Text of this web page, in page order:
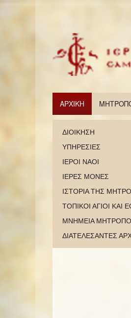
ΑΡΧΙΚΗ
ΔΙΟΙΚΗΣΗ
ΥΠΗΡΕΣΙΕΣ
ΙΕΡΟΙ ΝΑΟΙ
ΙΕΡΕΣ ΜΟΝΕΣ
ΙΣΤΟΡΙΑ ΤΗΣ
ΤΟΠΙΚΟΙ ΑΓΙΟΙ ΚΑΙ
ΜΝΗΜΕΙΑ
ΔΙΑΤΕΛΕΣΑΝΤΕΣ